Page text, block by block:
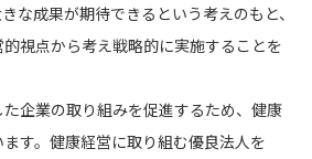
な成果が期待できるという考えのもと、
視点から考え戦略的に実施することを
企業の取り組みを促進するため、健康
す。健康経営に取り組む優良法人を